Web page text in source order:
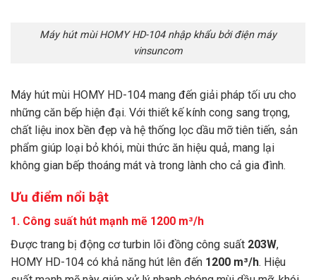
Máy hút mùi HOMY HD-104 nhập khẩu bởi điện máy
vinsuncom
Máy hút mùi HOMY HD-104 mang đến giải pháp tối ưu cho
những căn bếp hiện đại. Với thiết kế kính cong sang trọng,
chất liệu inox bền đẹp và hệ thống lọc dầu mỡ tiên tiến, sản
phẩm giúp loại bỏ khói, mùi thức ăn hiệu quả, mang lại
không gian bếp thoáng mát và trong lành cho cả gia đình.
Ưu điểm nổi bật
1. Công suất hút mạnh mẽ 1200 m³/h
Được trang bị động cơ turbin lõi đồng công suất 203W,
HOMY HD-104 có khả năng hút lên đến 1200 m³/h. Hiệu